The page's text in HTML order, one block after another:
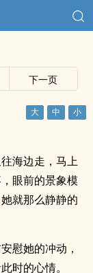
下一页
海边走，马上
眼前的景象模
就那么静静的
慰她的冲动，
时的心情。